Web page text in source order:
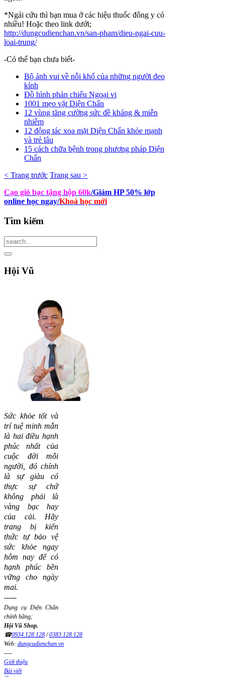
*Ngải cứu thì bạn mua ở các hiệu thuốc đông y có
nhiều! Hoặc theo link dưới;
http://dungcudienchan.vn/san-pham/dieu-ngai-cuu-
loai-trung/
-Có thể bạn chưa biết-
Bộ ảnh vui về nỗi khổ của những người đeo
kính
Đồ hình phản chiếu Ngoại vi
1001 mẹo vặt Diện Chẩn
12 vùng tăng cường sức đề kháng & miễn
nhiễm
12 động tác xoa mặt Diện Chẩn khỏe mạnh
và trẻ lâu
15 cách chữa bệnh trong phương pháp Diện
Chẩn
< Trang trước Trang sau >
Cạo gió bạc tặng hộp 60k/Giảm HP 50% lớp
online học ngay/Khoá học mới
Tìm kiếm
Hội Vũ
Sức khỏe tốt và
trí tuệ minh mẫn
là hai điều hạnh
phúc nhất của
cuộc đời mỗi
người, đó chính
là sự giàu có
thực sự chứ
không phải là
vàng bạc hay
của cải. Hãy
trang bị kiến
thức tự bảo vệ
sức khỏe ngay
hôm nay để có
hạnh phúc bền
vững cho ngày
mai.
-----
Dụng cụ Diện Chẩn
chính hãng;
Hội Vũ Shop.
☎0934.128.128/0383.128.128
Web: dungcudienchan.vn
----
Giới thiệu
Bài viết